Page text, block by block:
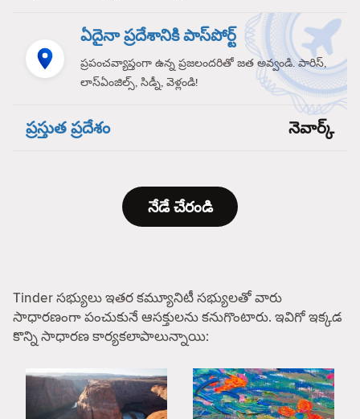
ఏదైనా ప్రదేశానికి పాస్‌పోర్ట్
ప్రపంచవ్యాప్తంగా ఉన్న ప్రజలందరితో జత అవ్వండి. పారిస్,
లాస్‌ఏంజిల్స్, సిడ్నీ, వెళ్లండి!
ప్రస్తుత ప్రదేశం నెవార్క్
నేడే చేరండి
Tinder సభ్యులు ఇతర కమ్యూనిటీ సభ్యులతో వారు
సాధారణంగా పంచుకునే ఆసక్తులను కనుగొంటారు. ఇవిగో ఇక్కడ
కొన్ని సాధారణ కార్యకలాపాలున్నాయి: